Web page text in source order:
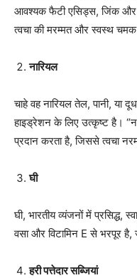
आवश्यक फैटी एसिड्स, जिंक और
त्वचा की मरम्मत और स्वस्थ
नारियल
चाहे वह नारियल तेल, पानी, या
हाइड्रेशन के लिए उत्कृष्ट है।
प्रदान करता है, जिससे त्वचा
घी
घी, भारतीय व्यंजनों में प्रसिद्ध,
वसा और विटामिन E से भरपूर है,
हरी पत्तेदार सब्जियां